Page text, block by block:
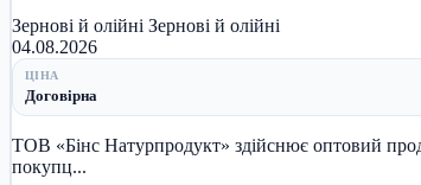
Зернові й олійні Зернові й олійні
04.08.2026
ЦІНА
Договірна
ТОВ «Бінс Натурпродукт» здійснює оптовий
покупц...